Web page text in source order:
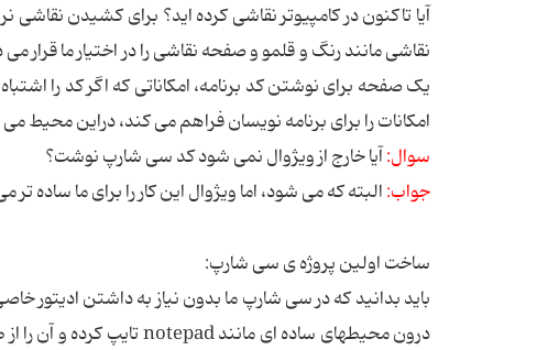
نقاشی مانند رنگ و قلمو و صفحه نقاشی را در اختیار ما قرار
یک صفحه برای نوشتن کد برنامه، امکاناتی که اگر کد را
امکانات را برای برنامه نویسان فراهم می کند، دراین
سوال:آیا خارج از ویژوال نمی شود کد سی شارپ نوشت؟
جواب:البته که می شود، اما ویژوال این کار را برای ما ساده تر
ساخت اولین پروژه ی سی شارپ: